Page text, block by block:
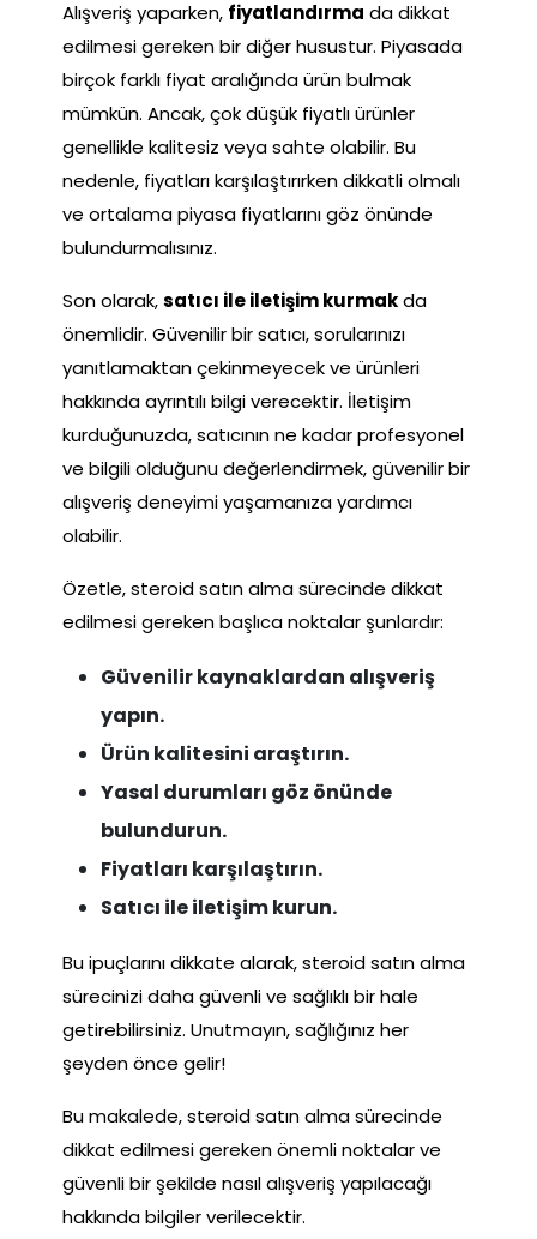
Alışveriş yaparken, fiyatlandırma da dikkat
edilmesi gereken bir diğer husustur. Piyasada
birçok farklı fiyat aralığında ürün bulmak
mümkün. Ancak, çok düşük fiyatlı ürünler
genellikle kalitesiz veya sahte olabilir. Bu
nedenle, fiyatları karşılaştırırken dikkatli olmalı
ve ortalama piyasa fiyatlarını göz önünde
bulundurmalısınız.
Son olarak,satıcı ile iletişim kurmakda
önemlidir. Güvenilir bir satıcı, sorularınızı
yanıtlamaktan çekinmeyecek ve ürünleri
hakkında ayrıntılı bilgi verecektir. İletişim
kurduğunuzda, satıcının ne kadar profesyonel
ve bilgili olduğunu değerlendirmek, güvenilir bir
alışveriş deneyimi yaşamanıza yardımcı
olabilir.
Özetle, steroid satın alma sürecinde dikkat
edilmesi gereken başlıca noktalar şunlardır:
Güvenilir kaynaklardan alışveriş
yapın.
Ürün kalitesini araştırın.
Yasal durumları göz önünde
bulundurun.
Fiyatları karşılaştırın.
Satıcı ile iletişim kurun.
Bu ipuçlarını dikkate alarak, steroid satın alma
sürecinizi daha güvenli ve sağlıklı bir hale
getirebilirsiniz. Unutmayın, sağlığınız her
şeyden önce gelir!
Bu makalede, steroid satın alma sürecinde
dikkat edilmesi gereken önemli noktalar ve
güvenli bir şekilde nasıl alışveriş yapılacağı
hakkında bilgiler verilecektir.